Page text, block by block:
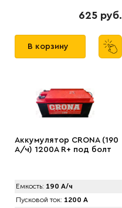
625 руб.
В корзину
Аккумулятор CRONA (190
А/ч) 1200A R+ под болт
Емкость: 190 А/ч
Пусковой ток: 1200 А